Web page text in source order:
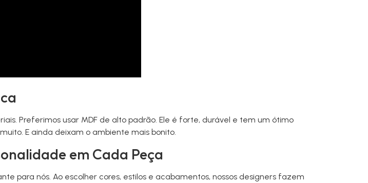
Preferimos usar MDF de alto padrão. Ele é forte, durável e tem um ótimo
E ainda deixam o ambiente mais bonito.
em Cada Peça
para nós. Ao escolher cores, estilos e acabamentos, nossos designers fazem